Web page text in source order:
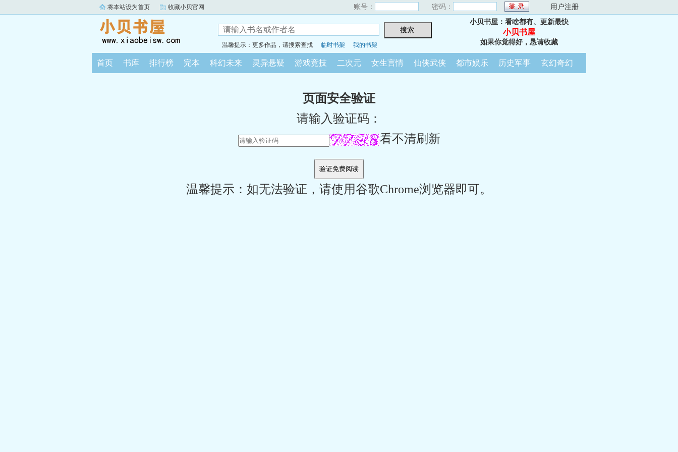
将本站设为首页 收藏小贝官网 账号： 密码： 用户注册
温馨提示：更多作品，请搜索查找 临时书架 我的书架
小贝书屋：看啥都有、更新最快
小贝书屋
如果你觉得好，恳请收藏
首页 书库 排行榜 完本 科幻未来 灵异悬疑 游戏竞技 二次元 女生言情 仙侠武侠 都市娱乐 历史军事 玄幻奇幻
页面安全验证
请输入验证码：
看不清刷新
温馨提示：如无法验证，请使用谷歌Chrome浏览器即可。